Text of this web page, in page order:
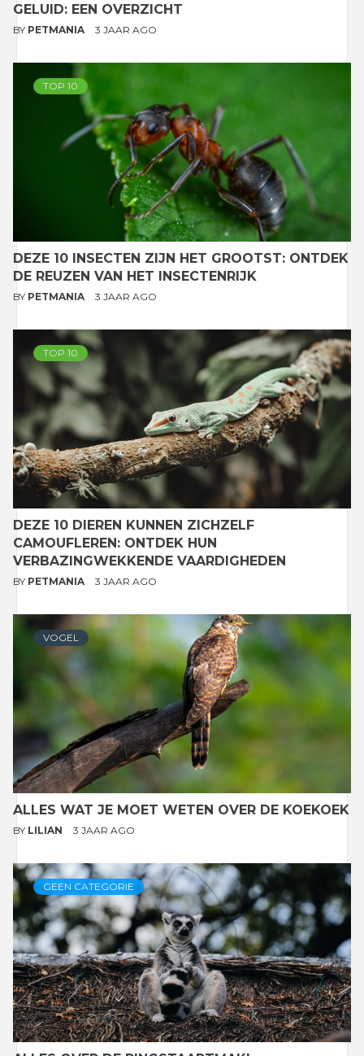
GELUID: EEN OVERZICHT
BY PETMANIA 3 JAAR AGO
TOP 10
DEZE 10 INSECTEN ZIJN HET GROOTST: ONTDEK
DE REUZEN VAN HET INSECTENRIJK
BY PETMANIA 3 JAAR AGO
TOP 10
DEZE 10 DIEREN KUNNEN ZICHZELF
CAMOUFLEREN: ONTDEK HUN
VERBAZINGWEKKENDE VAARDIGHEDEN
BY PETMANIA 3 JAAR AGO
VOGEL
ALLES WAT JE MOET WETEN OVER DE KOEKOEK
BY LILIAN 3 JAAR AGO
GEEN CATEGORIE